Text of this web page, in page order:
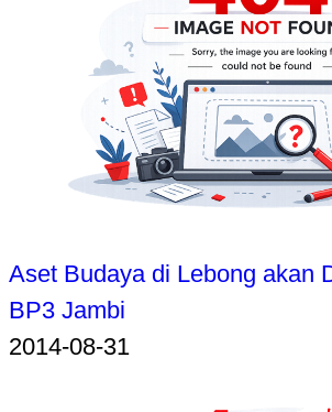
Aset Budaya di Lebong akan
BP3 Jambi
2014-08-31